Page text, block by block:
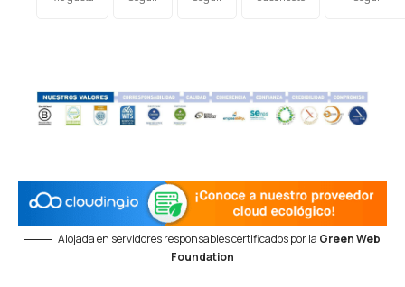
Alojada en servidores responsables certificados por la Green Web
Foundation